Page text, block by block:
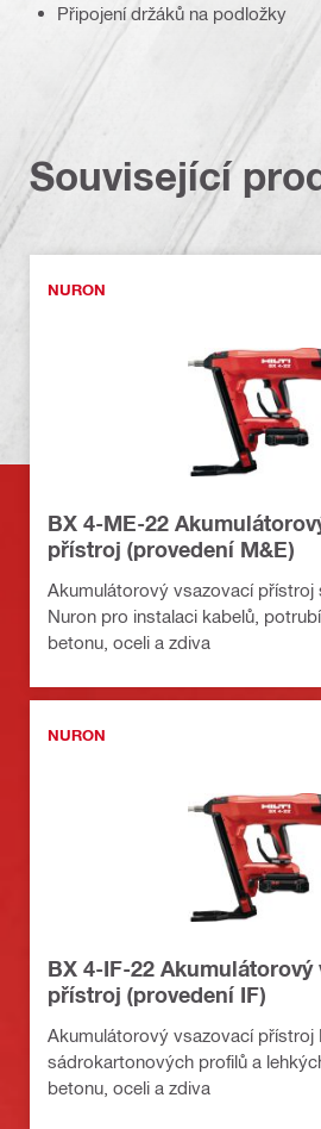
Připojení držáků na podložky
Související
NURON
BX 4-ME-22
přístroj (provedení M&E)
Akumulátorový vsazovací přístroj
Nuron pro instalaci kabelů,
betonu, oceli a zdiva
NURON
BX 4-IF-22 Akumulátorový
přístroj (provedení IF)
Akumulátorový vsazovací přístroj
sádrokartonových profilů a
betonu, oceli a zdiva